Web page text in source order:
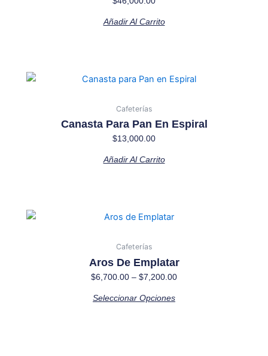
Añadir Al Carrito
Cafeterías
Canasta Para Pan En Espiral
$13,000.00
Añadir Al Carrito
Cafeterías
Aros De Emplatar
$6,700.00 – $7,200.00
$7,200.00
Seleccionar Opciones
múltiples
variantes.
opciones